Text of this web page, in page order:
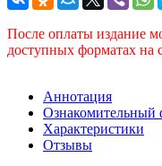
После оплаты издание
доступных форматах на
Аннотация
Ознакомительный
Характеристики
Отзывы